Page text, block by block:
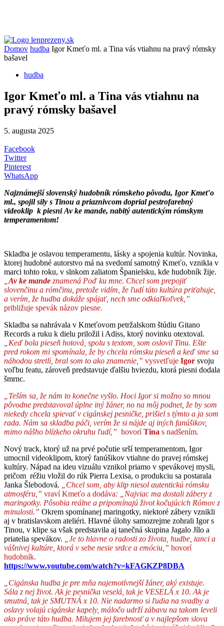
Domov hudba Igor Kmeťo ml. a Tina vás vtiahnu na pravý rómsky
bašavel
hudba
Igor Kmeťo ml. a Tina vás vtiahnu na
pravý rómsky bašavel
5. augusta 2025
Facebook
Twitter
Pinterest
WhatsApp
Najznámejší slovenský hudobník rómskeho pôvodu, Igor Kmeťo
ml., spojil sily s Tinou a priaznivcom doprial pestrofarebný
videoklip k piesni Av ke mande, nabitý autentickým rómskym
temperamentom!
Skladba je oslavou temperamentu, lásky a spojenia kultúr. Novinka,
ktorej hudobné autorstvo má na svedomí samotný Kmeťo, vznikla v
marci tohto roku, v slnkom zaliatom Španielsku, kde hudobník žije.
Av ke mande znamená Poď ku mne. Chcel som prepojiť
slovenčinu a rómčinu, pretože vidím, že ľudí táto kultúra priťahuje,
a verím, že hudba dokáže spájať, nech sme odkiaľkoľvek,”
približuje spevák názov piesne.
Skladba sa nahrávala v Kmeťovom petržalskom štúdiu Gitano
Records a ruku k dielu priložil i Adiss, ktorý novinku otextoval.
„Keď bola pieseň hotová, spolu s textom, som oslovil Tinu. Ešte
pred rokom mi spomínala, že by chcela rómsku pieseň a keď sme sa
náhodou stretli, bral som to ako znamenie,” vysvetľuje Igor svoju
voľbu featu, zároveň predstavuje ďalšiu hviezdu, ktorá piesni dodala
šmrnc.
„Teším sa, že nám to konečne vyšlo. Hoci Igor si možno so mnou
pôvodne predstavoval úplne iný žáner, no na môj podnet, že by som
niekedy chcela spievať v cigánskej pesničke, prišiel s týmto a ja som
rada. Nám sa skladba páči, verím že si nájde aj iných fanúšikov,
mimo nášho blízkeho okruhu ľudí,” hovoríTina s nadšením.
Nový track, ktorý už na prvé počutie srší temperamentom, Igor
umocnil videoklipom, ktorý fanúšikov vtiahne do pravej rómskej
kultúry. Nápad na ideu vizuálu vznikol priamo v spevákovej mysli,
pričom réžiu vložil do rúk Pierra Lexisa, o produkciu sa postarala
Janka Šlebodová.
Chcel som, aby klip niesol autentickú rómsku
atmosféru,” vraví Kmeťo a dodáva: „Najviac ma dostali zábery z
maringotky. Pôsobia reálne a pripomínajú život kočujúcich Rómov z
minulosti.” Okrem spomínanej maringotky, niektoré zábery vznikli
aj v bratislavskom ateliéri. Hlavné úlohy samozrejme zohrali Igor s
Tinou, v klipe sa však predstavila aj tanečná skupina Jagalo Jílo a
priatelia spevákov.
„Je to hlavne o radosti zo života, hudbe, tanci a
vášnivej kultúre, ktorá v sebe nesie srdce a emóciu,” hovorí
hudobník.
https://www.youtube.com/watch?v=kFAGKZP8DBA
„Cigánska hudba je pre mňa najemotívnejší žáner, aký existuje.
Sála z nej život. Ak je pesnička veselá, tak je VESELÁ x 10. Ak je
smutná, tak je SMUTNÁ x 10. Nie nadarmo si ľudia na svadby a
oslavy volajú cigánske kapely, máločo udrží zábavu na takom leveli
ako práve táto hudba. Milujem jej farebnosť a v najlepšom slova